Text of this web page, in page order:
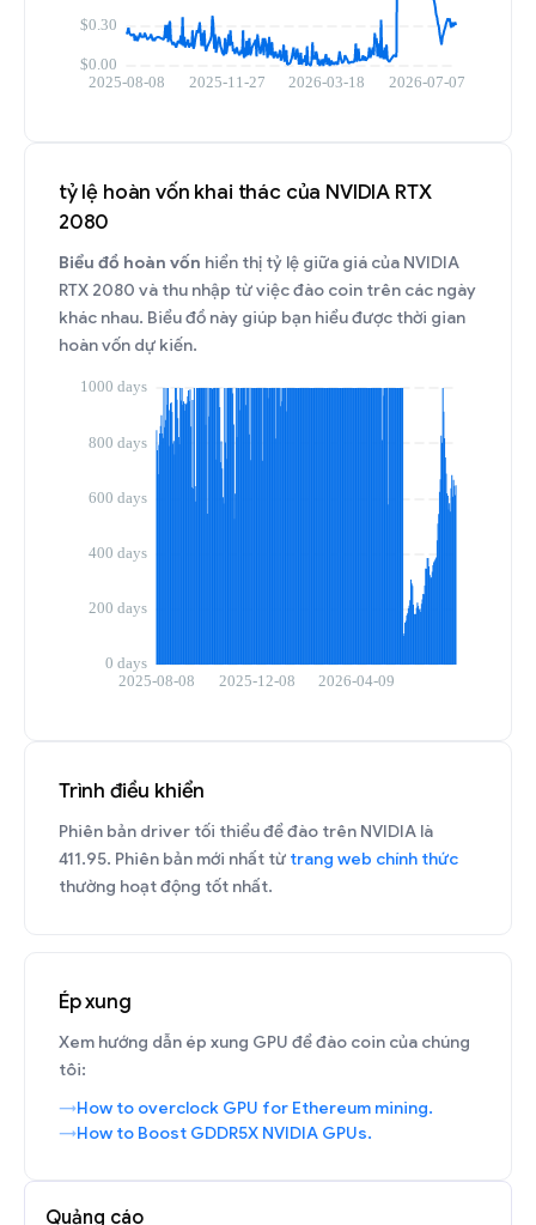
tỷ lệ hoàn vốn khai thác của NVIDIA RTX
2080
Biểu đồ hoàn vốn hiển thị tỷ lệ giữa giá của NVIDIA
RTX 2080 và thu nhập từ việc đào coin trên các ngày
khác nhau. Biểu đồ này giúp bạn hiểu được thời gian
hoàn vốn dự kiến.
Trình điều khiển
Phiên bản driver tối thiểu để đào trên NVIDIA là
411.95. Phiên bản mới nhất từ trang web chính thức
thường hoạt động tốt nhất.
Ép xung
Xem hướng dẫn ép xung GPU để đào coin của chúng
tôi:
How to overclock GPU for Ethereum mining.
How to Boost GDDR5X NVIDIA GPUs.
Quảng cáo